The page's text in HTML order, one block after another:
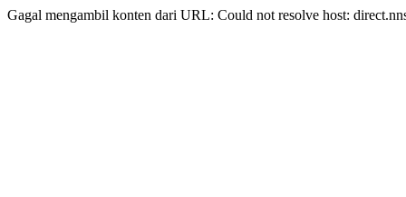
Gagal mengambil konten dari URL: Could not resolve host: